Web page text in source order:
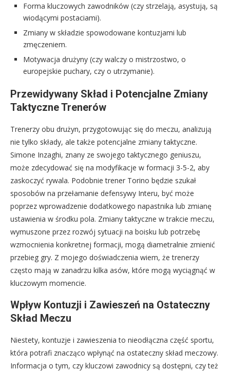
Forma kluczowych zawodników (czy strzelają, asystują, są
wiodącymi postaciami).
Zmiany w składzie spowodowane kontuzjami lub
zmęczeniem.
Motywacja drużyny (czy walczy o mistrzostwo, o
europejskie puchary, czy o utrzymanie).
Przewidywany Skład i Potencjalne Zmiany
Taktyczne Trenerów
Trenerzy obu drużyn, przygotowując się do meczu, analizują
nie tylko składy, ale także potencjalne zmiany taktyczne.
Simone Inzaghi, znany ze swojego taktycznego geniuszu,
może zdecydować się na modyfikacje w formacji 3-5-2, aby
zaskoczyć rywala. Podobnie trener Torino będzie szukał
sposobów na przełamanie defensywy Interu, być może
poprzez wprowadzenie dodatkowego napastnika lub zmianę
ustawienia w środku pola. Zmiany taktyczne w trakcie meczu,
wymuszone przez rozwój sytuacji na boisku lub potrzebę
wzmocnienia konkretnej formacji, mogą diametralnie zmienić
przebieg gry. Z mojego doświadczenia wiem, że trenerzy
często mają w zanadrzu kilka asów, które mogą wyciągnąć w
kluczowym momencie.
Wpływ Kontuzji i Zawieszeń na Ostateczny
Skład Meczu
Niestety, kontuzje i zawieszenia to nieodłączna część sportu,
która potrafi znacząco wpłynąć na ostateczny skład meczowy.
Informacja o tym, czy kluczowi zawodnicy są dostępni, czy też